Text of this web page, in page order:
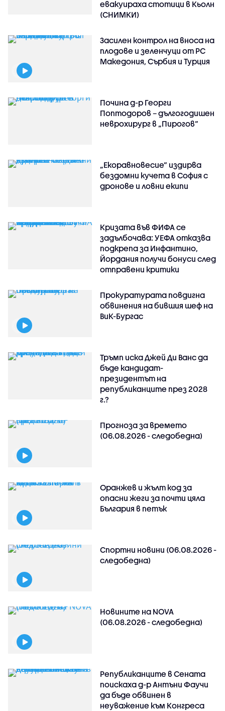
евакуираха стотици в Кьолн
(СНИМКИ)
Засилен контрол на вноса на
плодове и зеленчуци от РС
Македония, Сърбия и Турция
Почина д-р Георги
Поптодоров – дългогодишен
неврохирург в „Пирогов“
„Екоравновесие“ издирва
бездомни кучета в София с
дронове и ловни екипи
Кризата във ФИФА се
задълбочава: УЕФА отказва
подкрепа за Инфантино,
Йордания получи бонуси след
отправени критики
Прокуратурата повдигна
обвинения на бившия шеф на
ВиК-Бургас
Тръмп иска Джей Ди Ванс да
бъде кандидат-
президентът на
републиканците през 2028
г.?
Прогноза за времето
(06.08.2026 - следобедна)
Оранжев и жълт код за
опасни жеги за почти цяла
България в петък
Спортни новини (06.08.2026 -
следобедна)
Новините на NOVA
(06.08.2026 - следобедна)
Републиканците в Сената
поискаха д-р Антъни Фаучи
да бъде обвинен в
неуважение към Конгреса